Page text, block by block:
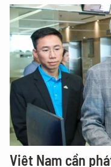
Việt Nam cần